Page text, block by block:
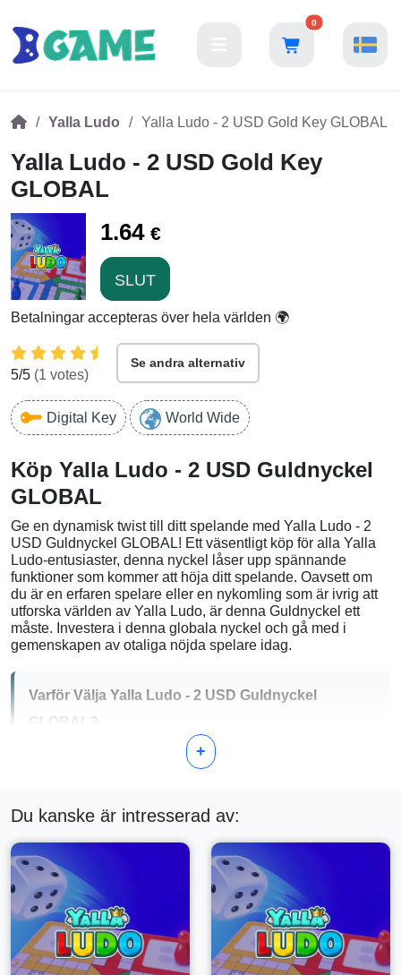
0
Yalla Ludo Yalla Ludo - 2 USD Gold Key GLOBAL
Yalla Ludo - 2 USD Gold Key
GLOBAL
1.64 €
SLUT
Betalningar accepteras över hela världen 🌍
5/5 (1 votes)
Se andra alternativ
Digital Key World Wide
Köp Yalla Ludo - 2 USD Guldnyckel
GLOBAL
Ge en dynamisk twist till ditt spelande med Yalla Ludo - 2
USD Guldnyckel GLOBAL! Ett väsentligt köp för alla Yalla
Ludo-entusiaster, denna nyckel låser upp spännande
funktioner som kommer att höja ditt spelande. Oavsett om
du är en erfaren spelare eller en nykomling som är ivrig att
utforska världen av Yalla Ludo, är denna Guldnyckel ett
måste. Investera i denna globala nyckel och gå med i
gemenskapen av otaliga nöjda spelare idag.
Varför Välja Yalla Ludo - 2 USD Guldnyckel
GLOBAL?
Förbättrade Funktioner:
Lås upp premiumfunktioner
säkerställer att du kan få tillgång till alla funktioner
Omedelbar Aktivering: Aktivera enkelt din nyckel inom
några ögonblick efter köp.
Steg-för-Steg Guide för Hur Du Aktiverar Din Yalla
Ludo - 2 USD Guldnyckel GLOBAL
+
Du kanske är intresserad av: